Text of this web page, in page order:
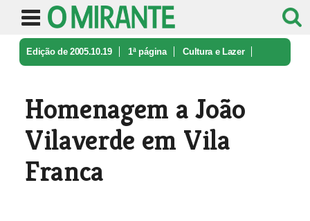
Edição de 2005.10.19 1ª página Cultura e Lazer
Homenagem a João
Vilaverde em Vila
Franca